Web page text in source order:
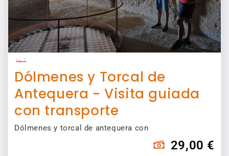
Dólmenes y Torcal de
Antequera - Visita guiada
con transporte
Dólmenes y torcal de antequera con
29,00 €